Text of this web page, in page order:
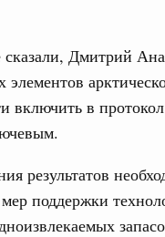
Дмитрий
элементов
включить в
результатов
поддержки